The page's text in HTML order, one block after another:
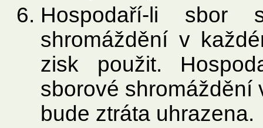
Hospodaří-li sbor
shromáždění v
zisk použit.
sborové shromáždění
bude ztráta uhrazena.